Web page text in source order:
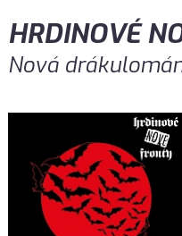
HRDINOVÉ
Nová